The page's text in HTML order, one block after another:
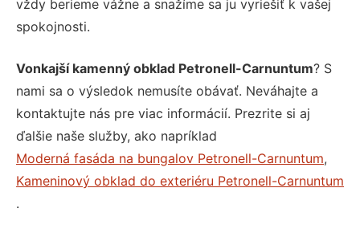
vždy berieme vážne a snažíme sa ju vyriešiť k vašej
spokojnosti.
Vonkajší kamenný obklad Petronell-Carnuntum? S
nami sa o výsledok nemusíte obávať. Neváhajte a
kontaktujte nás pre viac informácií. Prezrite si aj
ďalšie naše služby, ako napríklad
Moderná fasáda na bungalov Petronell-Carnuntum,
Kameninový obklad do exteriéru Petronell-Carnuntum
.